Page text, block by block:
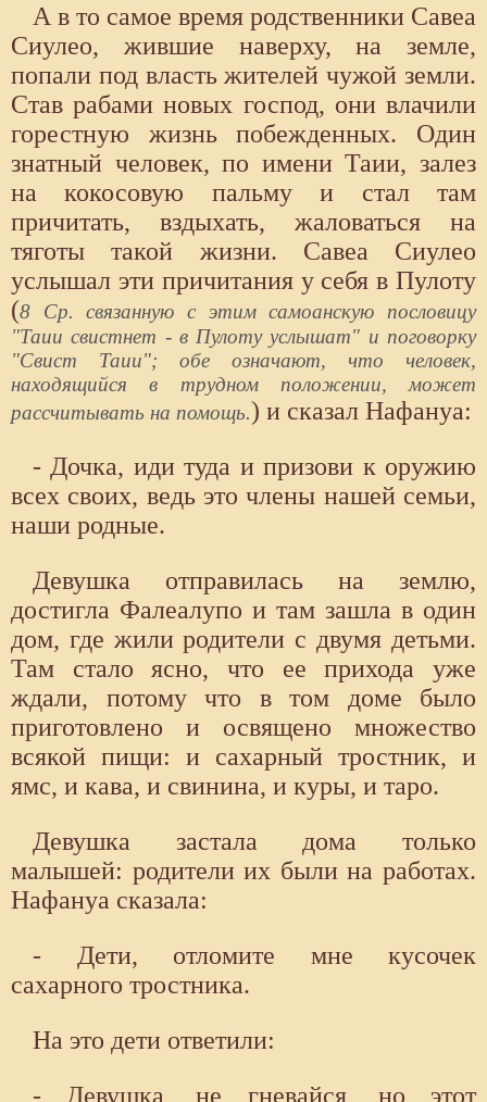
А в то самое время родственники Савеа
Сиулео, жившие наверху, на земле,
попали под власть жителей чужой земли.
Став рабами новых господ, они влачили
горестную жизнь побежденных. Один
знатный человек, по имени Таии, залез
на кокосовую пальму и стал там
причитать, вздыхать, жаловаться на
тяготы такой жизни. Савеа Сиулео
услышал эти причитания у себя в Пулоту
(8 Ср. связанную с этим самоанскую пословицу
"Таии свистнет - в Пулоту услышат" и поговорку
"Свист Таии"; обе означают, что человек,
находящийся в трудном положении, может
рассчитывать на помощь.) и сказал Нафануа:
- Дочка, иди туда и призови к оружию
всех своих, ведь это члены нашей семьи,
наши родные.
Девушка отправилась на землю,
достигла Фалеалупо и там зашла в один
дом, где жили родители с двумя детьми.
Там стало ясно, что ее прихода уже
ждали, потому что в том доме было
приготовлено и освящено множество
всякой пищи: и сахарный тростник, и
ямс, и кава, и свинина, и куры, и таро.
Девушка застала дома только
малышей: родители их были на работах.
Нафануа сказала:
- Дети, отломите мне кусочек
сахарного тростника.
На это дети ответили:
- Девушка, не гневайся, но этот